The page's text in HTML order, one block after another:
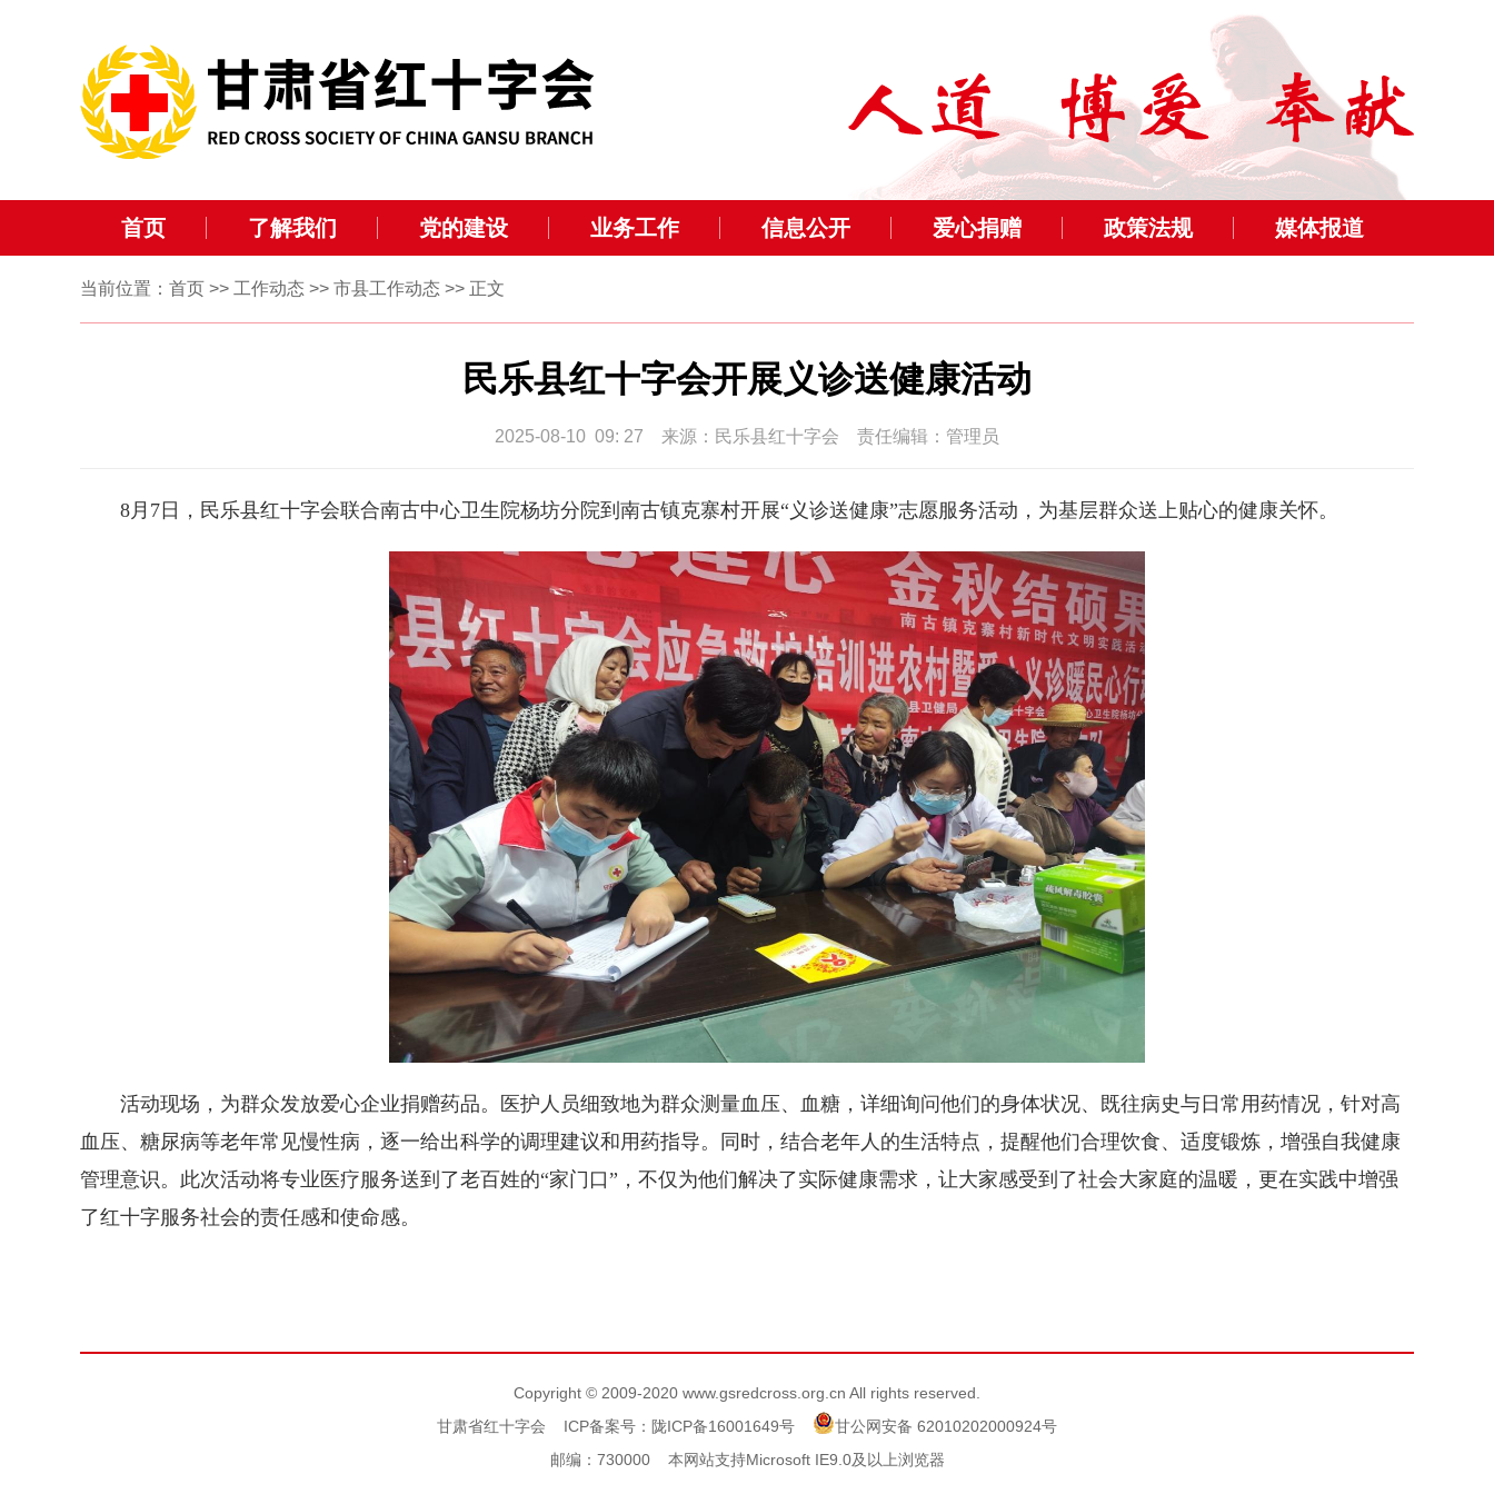
首页 了解我们 党的建设 业务工作 信息公开 爱心捐赠 政策法规 媒体报道
当前位置： 首页 >> 工作动态 >> 市县工作动态 >> 正文
民乐县红十字会开展义诊送健康活动
2025-08-10 09: 27 来源：民乐县红十字会 责任编辑：管理员
8月7日，民乐县红十字会联合南古中心卫生院杨坊分院到南古镇克寨村开展“义诊送健康”志愿服务活动，为基层群众送上贴心的健康关怀。
活动现场，为群众发放爱心企业捐赠药品。医护人员细致地为群众测量血压、血糖，详细询问他们的身体状况、既往病史与日常用药情况，针对高
血压、糖尿病等老年常见慢性病，逐一给出科学的调理建议和用药指导。同时，结合老年人的生活特点，提醒他们合理饮食、适度锻炼，增强自我健康
管理意识。此次活动将专业医疗服务送到了老百姓的“家门口”，不仅为他们解决了实际健康需求，让大家感受到了社会大家庭的温暖，更在实践中增强
了红十字服务社会的责任感和使命感。
Copyright © 2009-2020 www.gsredcross.org.cn All rights reserved.
甘肃省红十字会 ICP备案号：陇ICP备16001649号
甘公网安备 62010202000924号
邮编：730000 本网站支持Microsoft IE9.0及以上浏览器